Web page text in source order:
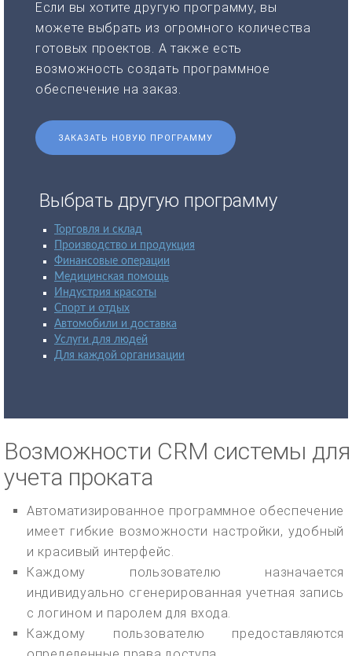
Если вы хотите другую программу, вы
можете выбрать из огромного количества
готовых проектов. А также есть
возможность создать программное
обеспечение на заказ.
ЗАКАЗАТЬ НОВУЮ ПРОГРАММУ
Выбрать другую программу
Торговля и склад
Производство и продукция
Финансовые операции
Медицинская помощь
Индустрия красоты
Спорт и отдых
Автомобили и доставка
Услуги для людей
Для каждой организации
Возможности CRM системы для
учета проката
Автоматизированное программное обеспечение
имеет гибкие возможности настройки, удобный
и красивый интерфейс.
Каждому пользователю назначается
индивидуально сгенерированная учетная запись
с логином и паролем для входа.
Каждому пользователю предоставляются